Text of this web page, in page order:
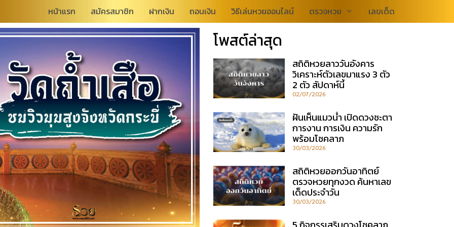
หน้าแรก สมัครสมาชิก ฝากเงิน ถอนเงิน วิธีเล่นหวยออนไลน์ ตรวจหวย เลขเด็ด
โพสต์ล่าสุด
สถิติหวยลาววันอังคาร
วิเคราะห์ตัวเลขมาแรง 3 ตัว
2 ตัว สัปดาห์นี้
02/07/2026
ฝันเห็นแมวน้ำ เปิดดวงชะตา
การงาน การเงิน ความรัก
พร้อมโชคลาภ
30/03/2026
สถิติหวยออกวันอาทิตย์
ตรวจหวยทุกงวด ค้นหาเลข
เด็ดประจำวัน
30/03/2026